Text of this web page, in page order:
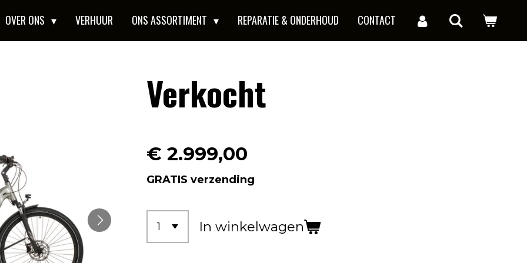
OVER ONS VERHUUR ONS ASSORTIMENT REPARATIE & ONDERHOUD CONTACT
Verkocht
€ 2.999,00
GRATIS verzending
In winkelwagen